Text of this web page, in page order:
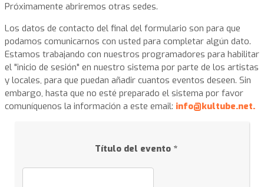
Próximamente abriremos otras sedes.
Los datos de contacto del final del formulario son para que
podamos comunicarnos con usted para completar algún dato.
Estamos trabajando con nuestros programadores para habilitar
el "inicio de sesión" en nuestro sistema por parte de los artistas
y locales, para que puedan añadir cuantos eventos deseen. Sin
embargo, hasta que no esté preparado el sistema por favor
comuníquenos la información a este email: info@kultube.net.
Título del evento *